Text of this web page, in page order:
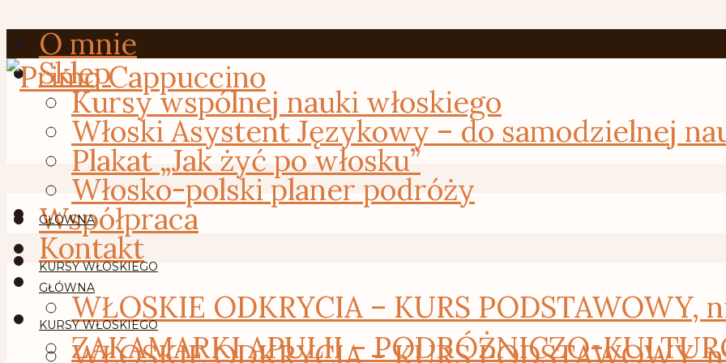
O mnie
Sklep
Kursy wspólnej nauki włoskiego
Włoski Asystent Językowy – do samodzielnej
Plakat „Jak żyć po włosku”
Włosko-polski planer podróży
Współpraca
Kontakt
GŁÓWNA
KURSY WŁOSKIEGO
WŁOSKIE ODKRYCIA – KURS PODSTAWOWY,
ZAKAMARKI APULII – PODRÓŻNICZO-
GŁÓWNA
KURSY WŁOSKIEGO